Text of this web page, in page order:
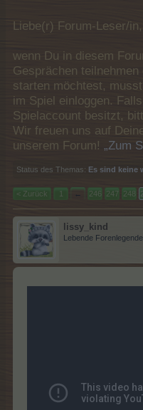
Liebe(r) Forum-Leser/in,
wenn Du in diesem
Gesprächen teilnehmen
starten möchtest,
im Spiel einloggen.
Spielaccount besitzt,
Wir freuen uns auf
unserem Forum! „Zum
Status des Themas: Es sind keine
< Zurück 1 ← 246 247 248
lissy_kind
Lebende Forenlegende